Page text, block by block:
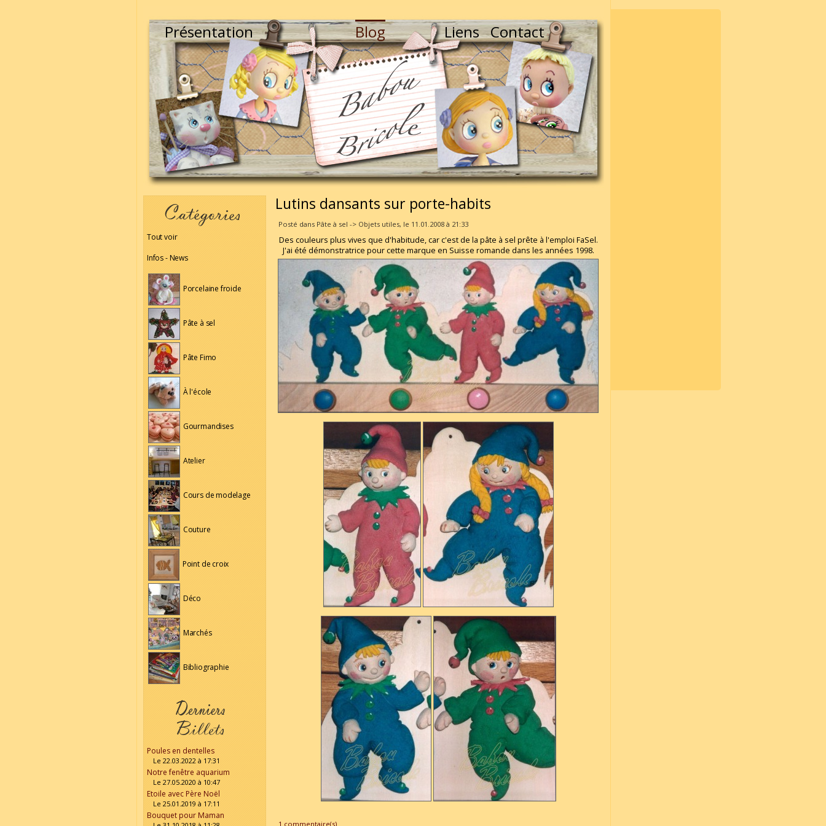
Présentation Blog Liens Contact
Tout voir
Infos - News
Porcelaine froide
Pâte à sel
Pâte Fimo
À l'école
Gourmandises
Atelier
Cours de modelage
Couture
Point de croix
Déco
Marchés
Bibliographie
Poules en dentelles
Le 22.03.2022 à 17:31
Notre fenêtre aquarium
Le 27.05.2020 à 10:47
Etoile avec Père Noël
Le 25.01.2019 à 17:11
Bouquet pour Maman
Lutins dansants sur porte-habits
Posté dans Pâte à sel -> Objets utiles, le 11.01.2008 à 21:33
Des couleurs plus vives que d'habitude, car c'est de la pâte à sel prête à l'emploi FaSel.
J'ai été démonstratrice pour cette marque en Suisse romande dans les années 1998.
1 commentaire(s)